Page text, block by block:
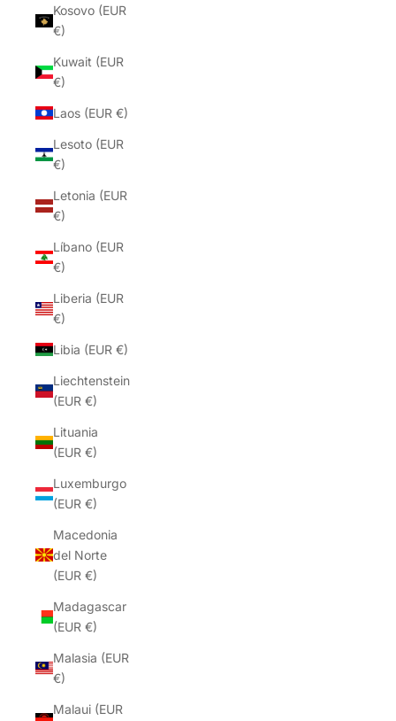
Kosovo (EUR
€)
Kuwait (EUR
€)
Laos (EUR €)
Lesoto (EUR
€)
Letonia (EUR
€)
Líbano (EUR
€)
Liberia (EUR
€)
Libia (EUR €)
Liechtenstein
(EUR €)
Lituania
(EUR €)
Luxemburgo
(EUR €)
Macedonia
del Norte
(EUR €)
Madagascar
(EUR €)
Malasia (EUR
€)
Malaui (EUR